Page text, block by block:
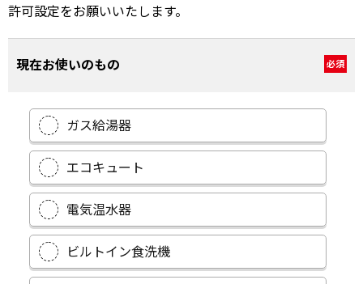
許可設定をお願いいたします。
現在お使いのもの 必須
ガス給湯器
エコキュート
電気温水器
ビルトイン食洗機